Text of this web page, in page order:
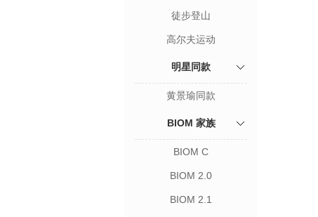
徒步登山
高尔夫运动
明星同款
黄景瑜同款
BIOM 家族
BIOM C
BIOM 2.0
BIOM 2.1